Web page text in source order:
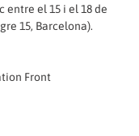
entre el 15 i el 18 de
15, Barcelona).
Front